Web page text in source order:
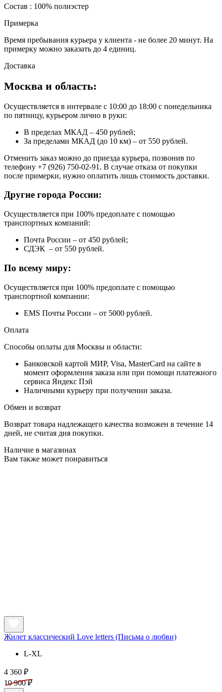
Состав : 100% полиэстер
Примерка
Время пребывания курьера у клиента - не более 20 минут. На
примерку можно заказать до 4 единиц.
Доставка
Москва и область:
Осуществляется в интервале с 10:00 до 18:00 с понедельника
по пятницу, курьером лично в руки:
В пределах МКАД – 450 рублей;
За пределами МКАД (до 10 км) – от 550 рублей.
Отменить заказ можно до приезда курьера, позвонив по
телефону +7 (926) 750-02-91. В случае отказа от покупки
после примерки, нужно оплатить лишь стоимость доставки.
Другие города России:
Осуществляется при 100% предоплате с помощью
транспортных компаний:
Почта России – от 450 рублей;
СДЭК – от 550 рублей.
По всему миру:
Осуществляется при 100% предоплате с помощью
транспортной компании:
EMS Почты России – от 5000 рублей.
Оплата
Способы оплаты для Москвы и области:
Банковской картой МИР, Visa, MasterCard на сайте в
момент оформления заказа или при помощи платежного
сервиса Яндекс Пэй
Наличными курьеру при получении заказа.
Обмен и возврат
Возврат товара надлежащего качества возможен в течение 14
дней, не считая дня покупки.
Наличие в магазинах
Вам также может понравиться
Жилет классический Love letters (Письма о любви)
L-XL
4 360 ₽
10 900 ₽